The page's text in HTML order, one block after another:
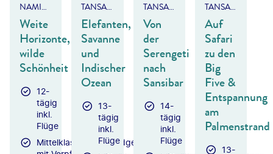
NAMIBIA
Weite
Horizonte,
wilde
Schönheit
12-
tägig
inkl.
Flüge
Mittelklassehotels/Lodges
TANSANIA & KENIA
Elefanten,
Savanne
und
Indischer
Ozean
13-
tägig
inkl.
Flüge
TANSANIA & SANSIBAR
Von
der
Serengeti
nach
Sansibar
14-
tägig
inkl.
Flüge
TANSANIA & KENIA
Auf
Safari
zu den
Big
Five &
Entspannung
am
Palmenstrand
13-